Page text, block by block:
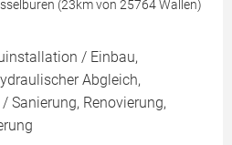
(23km von 25764 Wallen)
/ Einbau,
Abgleich,
Sanierung, Renovierung,